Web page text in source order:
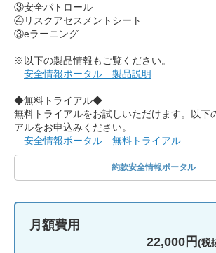
③安全パトロール
④リスクアセスメントシート
③eラーニング
※以下の製品情報もご覧ください。
安全情報ポータル 製品説明
◆無料トライアル◆
無料トライアルをお試しいただけます。以下
アルをお申込みください。
安全情報ポータル 無料トライアル
約款安全情報ポータル
月額費用
22,000円(税